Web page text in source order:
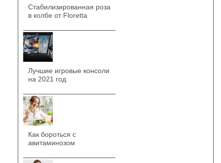
Стабилизированная роза
в колбе от Floretta
Лучшие игровые консоли
на 2021 год
Как бороться с
авитаминозом